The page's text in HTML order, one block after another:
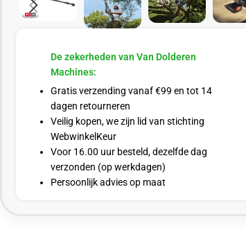
De zekerheden van Van Dolderen
Machines:
Gratis verzending vanaf €99 en tot 14
dagen retourneren
Veilig kopen, we zijn lid van stichting
WebwinkelKeur
Voor 16.00 uur besteld, dezelfde dag
verzonden (op werkdagen)
Persoonlijk advies op maat